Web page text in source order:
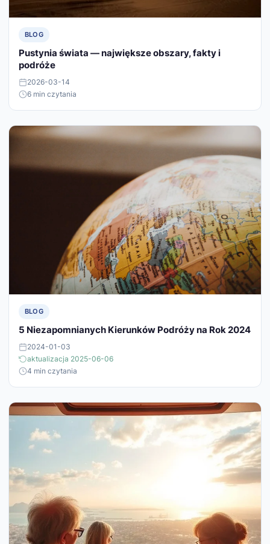
BLOG
Pustynia świata — największe obszary, fakty i
podróże
2026-03-14
6 min czytania
BLOG
5 Niezapomnianych Kierunków Podróży na Rok 2024
2024-01-03
aktualizacja 2025-06-06
4 min czytania